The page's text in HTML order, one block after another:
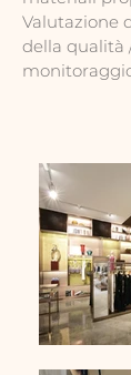
Valutazione
della qualità